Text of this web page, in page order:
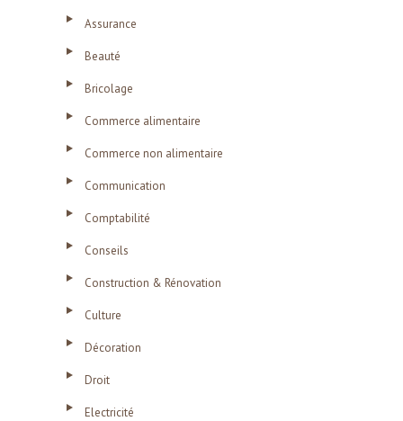
Assurance
Beauté
Bricolage
Commerce alimentaire
Commerce non alimentaire
Communication
Comptabilité
Conseils
Construction & Rénovation
Culture
Décoration
Droit
Electricité